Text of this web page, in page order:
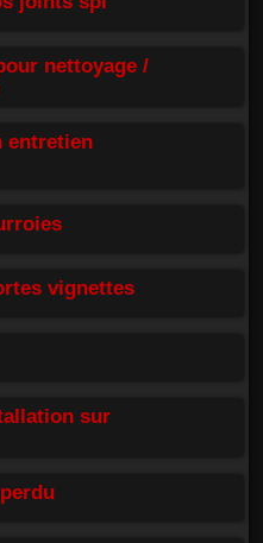
nettoyage /
entretien
vignettes
sur